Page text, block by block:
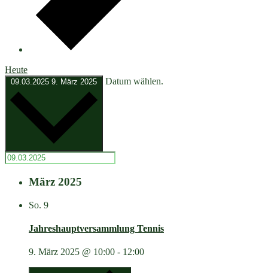
Heute
09.03.2025 9. März 2025 Datum wählen.
März 2025
So. 9
Jahreshauptversammlung Tennis
9. März 2025 @ 10:00 - 12:00